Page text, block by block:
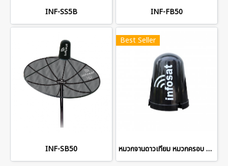
INF-SS5B INF-FB50
INF-SB50
Best Seller
หมวกจานดาวเทียม หมวกครอบ LNB